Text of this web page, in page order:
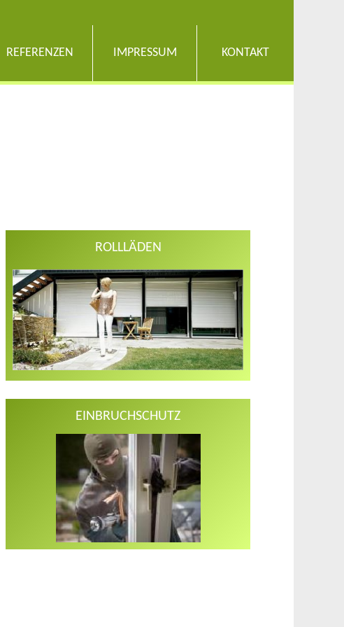
REFERENZEN IMPRESSUM KONTAKT
ROLLLÄDEN
EINBRUCHSCHUTZ